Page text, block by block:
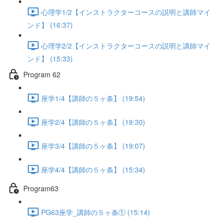
心理学1/2【インストラクターコースの説明と講師マイ
ンド】 (16:37)
心理学2/2【インストラクターコースの説明と講師マイ
ンド】 (15:33)
Program 62
座学1/4【講師の５ヶ条】 (19:54)
座学2/4【講師の５ヶ条】 (19:30)
座学3/4【講師の５ヶ条】 (19:07)
座学4/4【講師の５ヶ条】 (15:34)
Program63
PG63座学_講師の５ヶ条① (15:14)